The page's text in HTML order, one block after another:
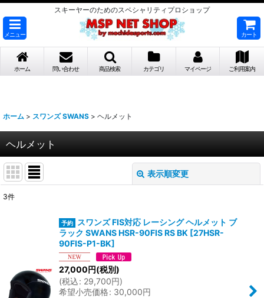
スキーヤーのためのスペシャリティプロショップ
メニュー カート
ホーム 問い合わせ 商品検索 カテゴリ マイページ ご利用案内
ホーム > スワンズ SWANS > ヘルメット
ヘルメット
表示順変更
絞り込む
3件
スワンズ FIS対応 レーシング ヘルメット ブ
ラック SWANS HSR-90FIS RS BK [27HSR-
90FIS-P1-BK]
27,000円(税別)
(税込: 29,700円)
希望小売価格: 30,000円